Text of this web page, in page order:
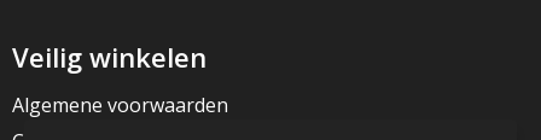
Veilig winkelen
Algemene voorwaarden